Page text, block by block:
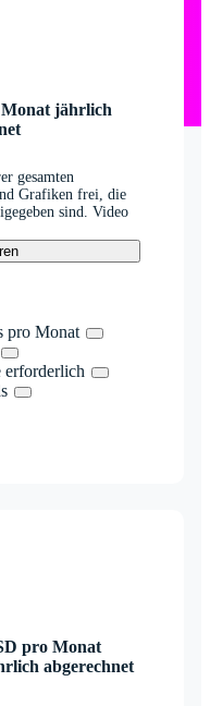
jährlich
gesamten
Grafiken frei, die
sind. Video
pro Monat
erforderlich
pro Monat
abgerechnet